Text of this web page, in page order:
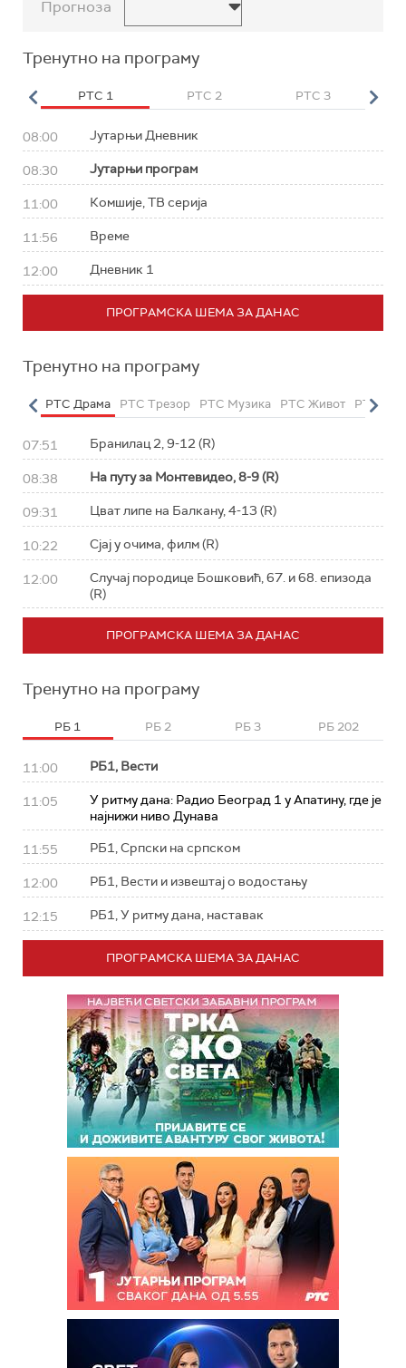
Прогноза
Тренутно на програму
РТС 1 РТС 2 РТС 3
08:00 Јутарњи Дневник
08:30 Јутарњи програм
11:00 Комшије, ТВ серија
11:56 Време
12:00 Дневник 1
ПРОГРАМСКА ШЕМА ЗА ДАНАС
Тренутно на програму
РТС Драма РТС Трезор РТС Музика РТС Живот РТС
07:51 Бранилац 2, 9-12 (R)
08:38 На путу за Монтевидео, 8-9 (R)
09:31 Цват липе на Балкану, 4-13 (R)
10:22 Сјај у очима, филм (R)
12:00
Случај породице Бошковић, 67. и 68. епизода
(R)
ПРОГРАМСКА ШЕМА ЗА ДАНАС
Тренутно на програму
РБ 1 РБ 2 РБ 3 РБ 202
11:00 РБ1, Вести
11:05
У ритму дана: Радио Београд 1 у Апатину, где је
најнижи ниво Дунава
11:55 РБ1, Српски на српском
12:00 РБ1, Вести и извештај о водостању
12:15 РБ1, У ритму дана, наставак
ПРОГРАМСКА ШЕМА ЗА ДАНАС